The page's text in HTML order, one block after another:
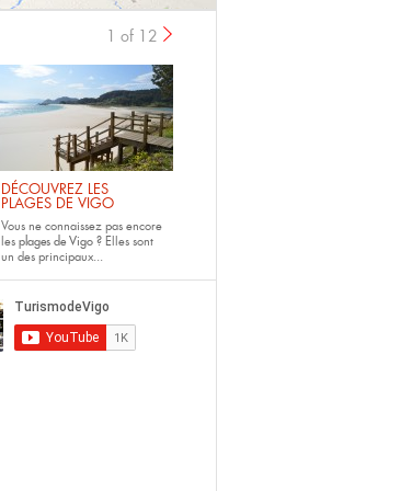
DÉCOUVREZ LES
PLAGES DE VIGO
Vous ne connaissez pas encore
les plages de Vigo ? Elles sont
un des principaux...
1 of 12